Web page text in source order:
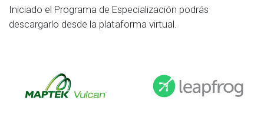
Iniciado el Programa de Especialización podrás
descargarlo desde la plataforma virtual.